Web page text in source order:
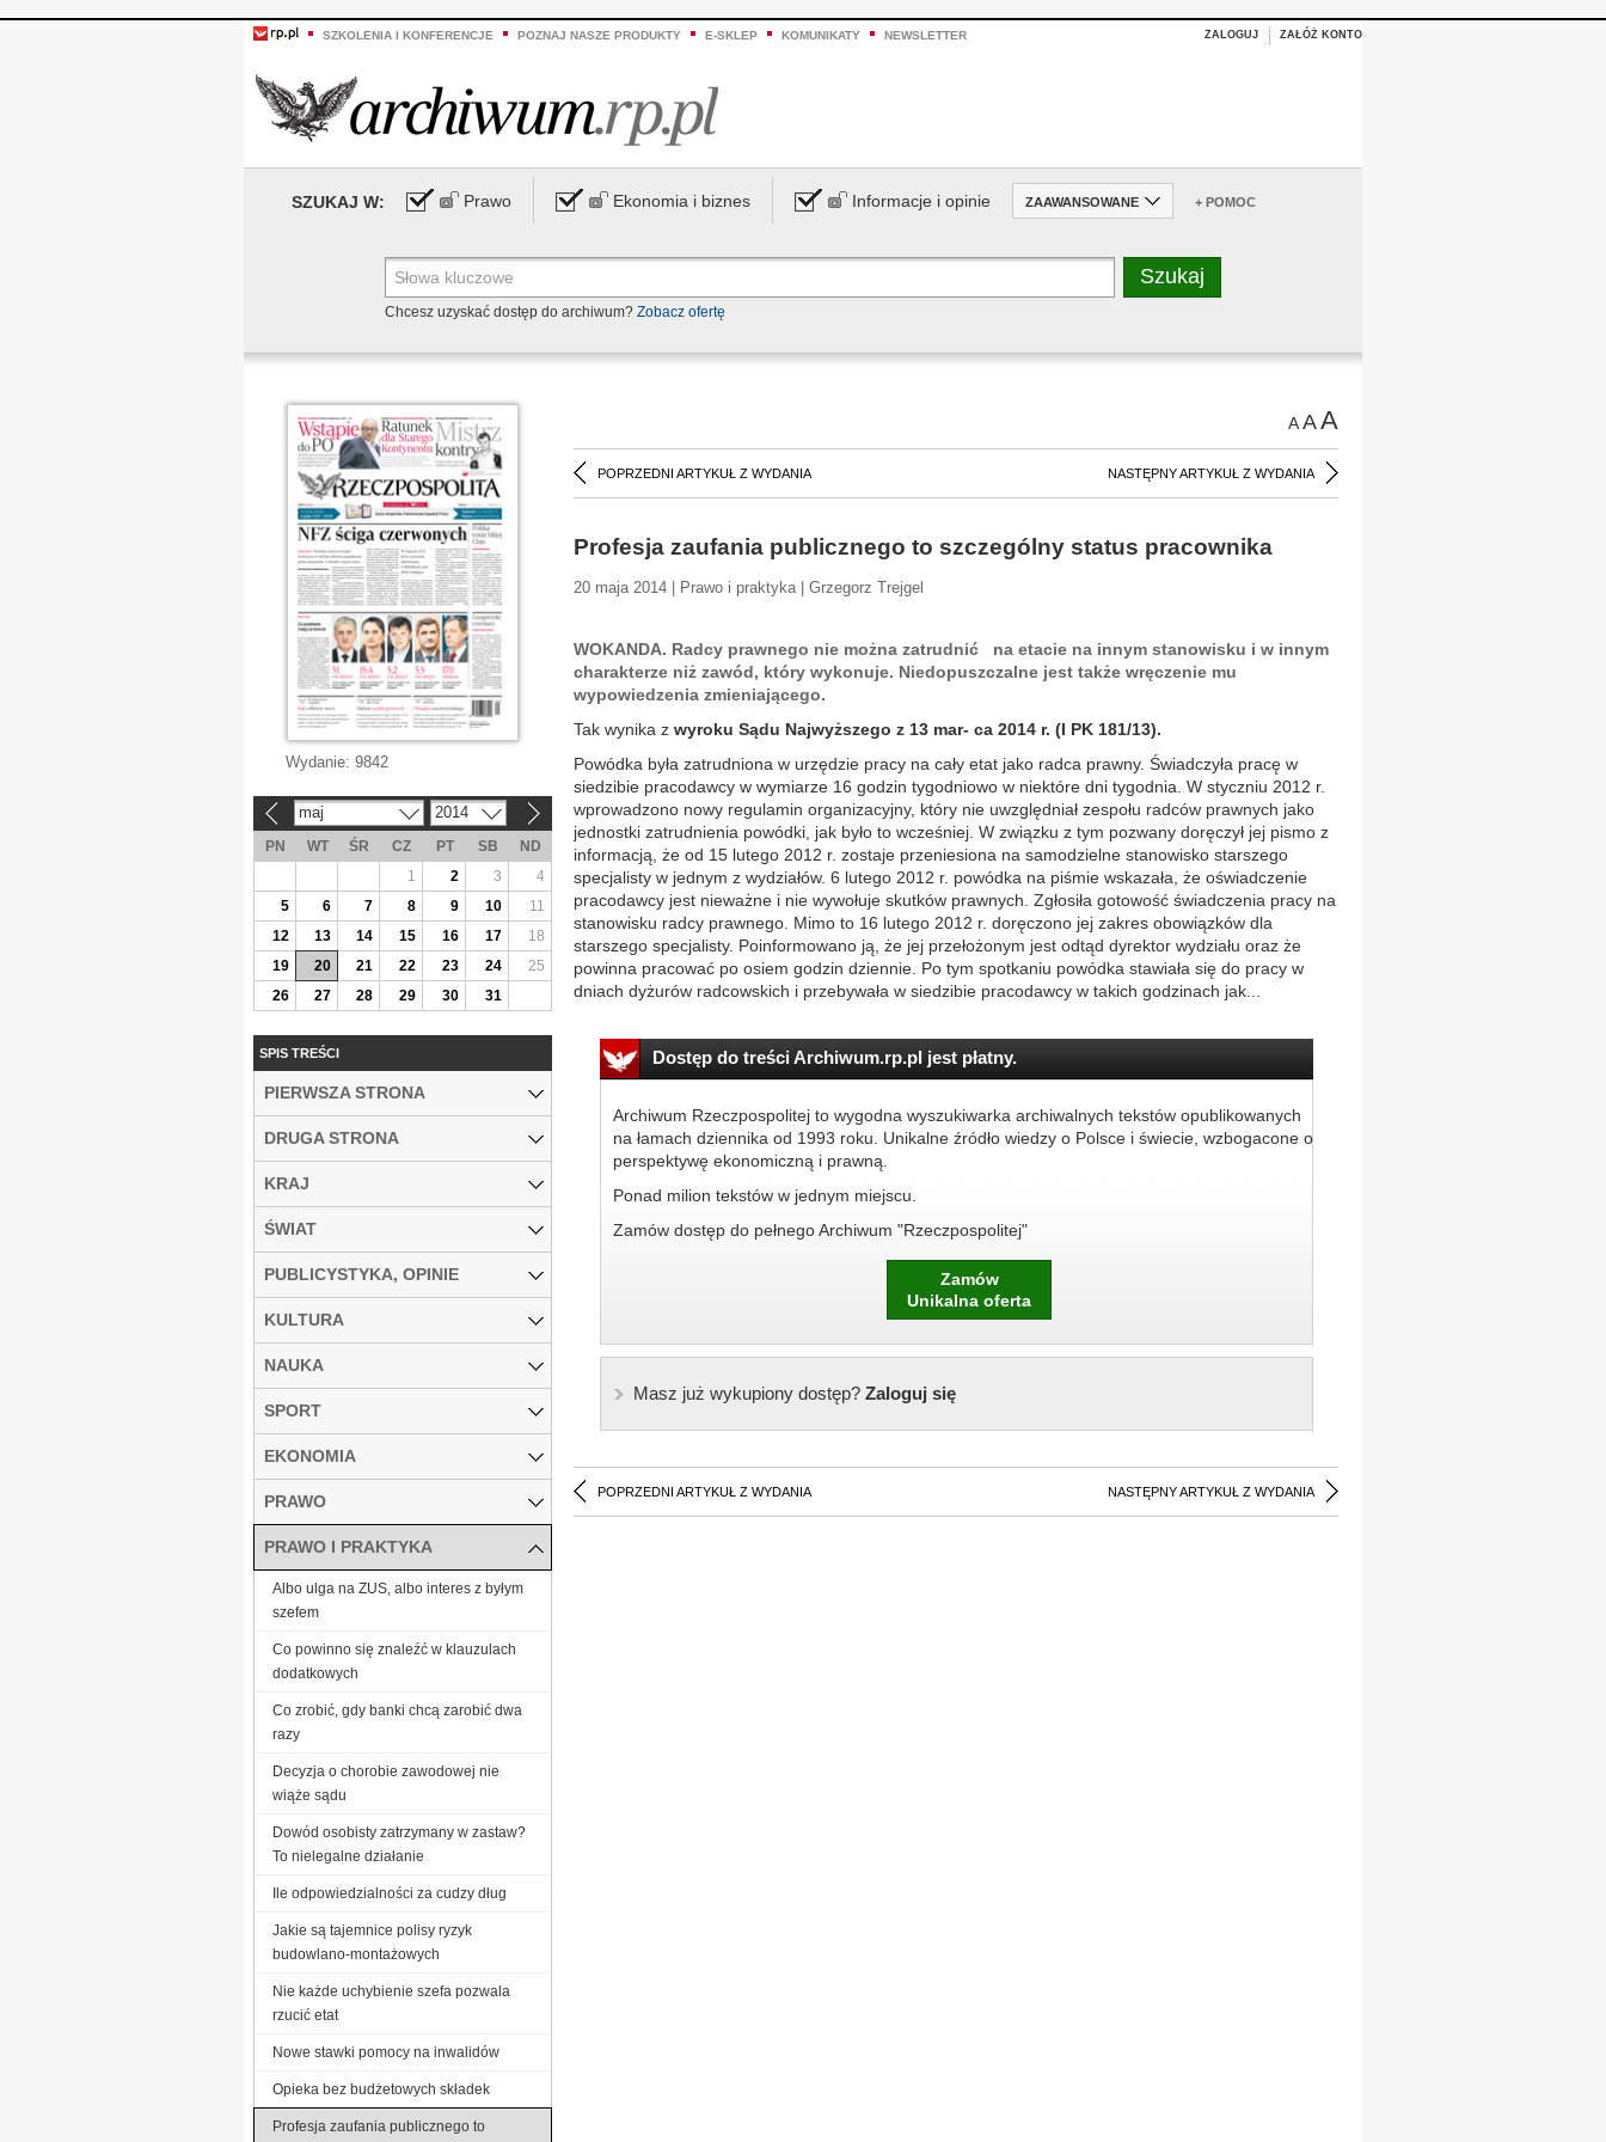
SZKOLENIA I KONFERENCJE POZNAJ NASZE PRODUKTY E-SKLEP KOMUNIKATY NEWSLETTER ZALOGUJ ZAŁÓŻ KONTO
SZUKAJ W: Prawo Ekonomia i biznes Informacje i opinie ZAAWANSOWANE + POMOC
Chcesz uzyskać dostęp do archiwum? Zobacz ofertę
AAA
POPRZEDNI ARTYKUŁ Z WYDANIA NASTĘPNY ARTYKUŁ Z WYDANIA
Profesja zaufania publicznego to szczególny status pracownika
20 maja 2014 | Prawo i praktyka | Grzegorz Trejgel
WOKANDA. Radcy prawnego nie można zatrudnić na etacie na innym stanowisku i w innym
charakterze niż zawód, który wykonuje. Niedopuszczalne jest także wręczenie mu
wypowiedzenia zmieniającego.
Tak wynika z wyroku Sądu Najwyższego z 13 mar- ca 2014 r. (I PK 181/13).
Powódka była zatrudniona w urzędzie pracy na cały etat jako radca prawny. Świadczyła pracę w
siedzibie pracodawcy w wymiarze 16 godzin tygodniowo w niektóre dni tygodnia. W styczniu 2012 r.
wprowadzono nowy regulamin organizacyjny, który nie uwzględniał zespołu radców prawnych jako
jednostki zatrudnienia powódki, jak było to wcześniej. W związku z tym pozwany doręczył jej pismo z
informacją, że od 15 lutego 2012 r. zostaje przeniesiona na samodzielne stanowisko starszego
specjalisty w jednym z wydziałów. 6 lutego 2012 r. powódka na piśmie wskazała, że oświadczenie
pracodawcy jest nieważne i nie wywołuje skutków prawnych. Zgłosiła gotowość świadczenia pracy na
stanowisku radcy prawnego. Mimo to 16 lutego 2012 r. doręczono jej zakres obowiązków dla
starszego specjalisty. Poinformowano ją, że jej przełożonym jest odtąd dyrektor wydziału oraz że
powinna pracować po osiem godzin dziennie. Po tym spotkaniu powódka stawiała się do pracy w
dniach dyżurów radcowskich i przebywała w siedzibie pracodawcy w takich godzinach jak...
Dostęp do treści Archiwum.rp.pl jest płatny.
Archiwum Rzeczpospolitej to wygodna wyszukiwarka archiwalnych tekstów opublikowanych
na łamach dziennika od 1993 roku. Unikalne źródło wiedzy o Polsce i świecie, wzbogacone o
perspektywę ekonomiczną i prawną.
Ponad milion tekstów w jednym miejscu.
Zamów dostęp do pełnego Archiwum "Rzeczpospolitej"
Zamów
Unikalna oferta
Masz już wykupiony dostęp?Zaloguj się
POPRZEDNI ARTYKUŁ Z WYDANIA NASTĘPNY ARTYKUŁ Z WYDANIA
Wydanie: 9842
maj 2014
PN WT ŚR CZ PT SB
ND
1
2 3
4
5
6 7 8 9 10
11
12
13 14 15 16 17
18
19
20 21 22 23 24
25
26
27 28 29 30 31
SPIS TREŚCI
PIERWSZA STRONA
DRUGA STRONA
KRAJ
ŚWIAT
PUBLICYSTYKA, OPINIE
KULTURA
NAUKA
SPORT
EKONOMIA
PRAWO
PRAWO I PRAKTYKA
Albo ulga na ZUS, albo interes z byłym
szefem
Co powinno się znaleźć w klauzulach
dodatkowych
Co zrobić, gdy banki chcą zarobić dwa
razy
Decyzja o chorobie zawodowej nie
wiąże sądu
Dowód osobisty zatrzymany w zastaw?
To nielegalne działanie
Ile odpowiedzialności za cudzy dług
Jakie są tajemnice polisy ryzyk
budowlano-montażowych
Nie każde uchybienie szefa pozwala
rzucić etat
Nowe stawki pomocy na inwalidów
Opieka bez budżetowych składek
Profesja zaufania publicznego to